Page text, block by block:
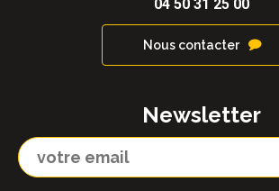
04 50 31 25 00
Nous contacter
Newsletter